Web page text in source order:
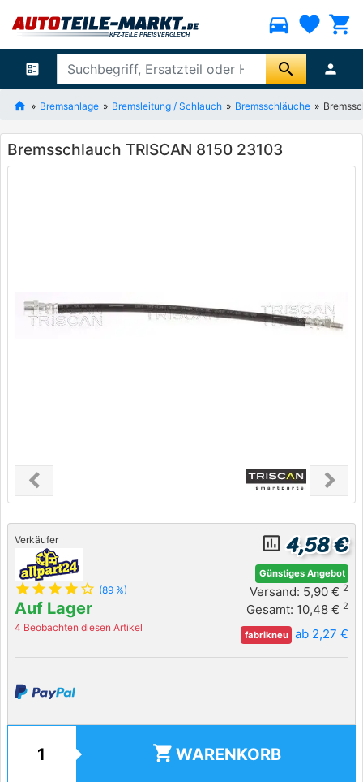
directions_car favorite shopping_cart
ballot search person
Bremsanlage Bremsleitung / Schlauch Bremsschläuche
Bremsschlauch TRISCAN 8150 23103
chevron_leftPrevious chevron_right
Next
Verkäufer
star star star star star_outline (89 %)
Auf Lager
4 Beobachten diesen Artikel
insert_chart_outlined 4,58 €
Günstiges Angebot
Versand: 5,90 € 2
Gesamt: 10,48 € 2
fabrikneu ab 2,27 €
shopping_cart WARENKORB